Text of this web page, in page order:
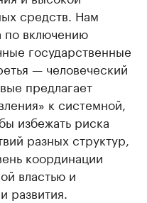
средств. Нам
по включению
государственные
— человеческий
предлагает
к системной,
избежать риска
разных структур,
координации
властью и
развития.